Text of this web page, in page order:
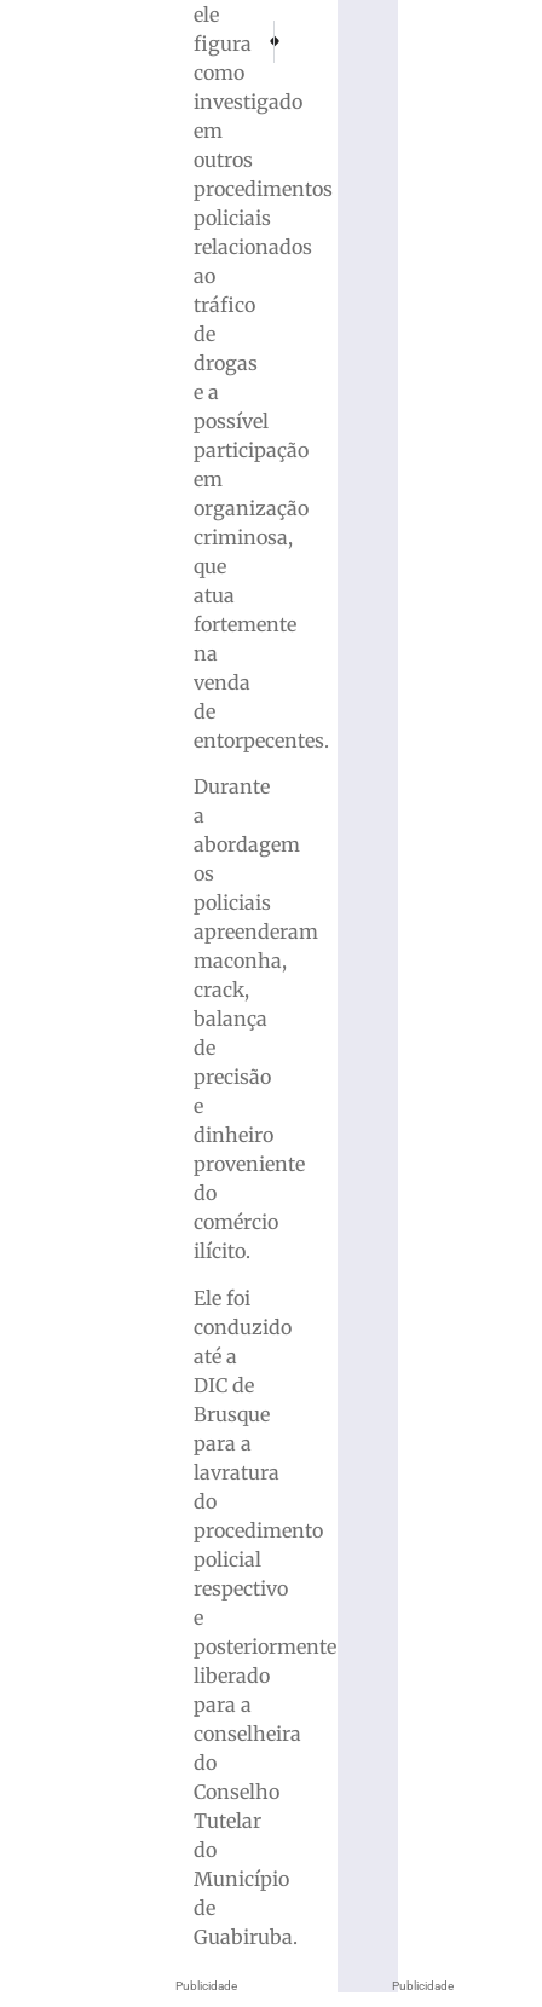
Publicidade
ele
figura
como
investigado
em
outros
procedimentos
policiais
relacionados
ao
tráfico
de
drogas
e a
possível
participação
em
organização
criminosa,
que
atua
fortemente
na
venda
de
entorpecentes.
Durante
a
abordagem
os
policiais
apreenderam
maconha,
crack,
balança
de
precisão
e
dinheiro
proveniente
do
comércio
ilícito.
Ele foi
conduzido
até a
DIC de
Brusque
para a
lavratura
do
procedimento
policial
respectivo
e
posteriormente
liberado
para a
conselheira
do
Conselho
Tutelar
do
Município
de
Guabiruba.
Estão abertas inscrições para processo
Publicidade